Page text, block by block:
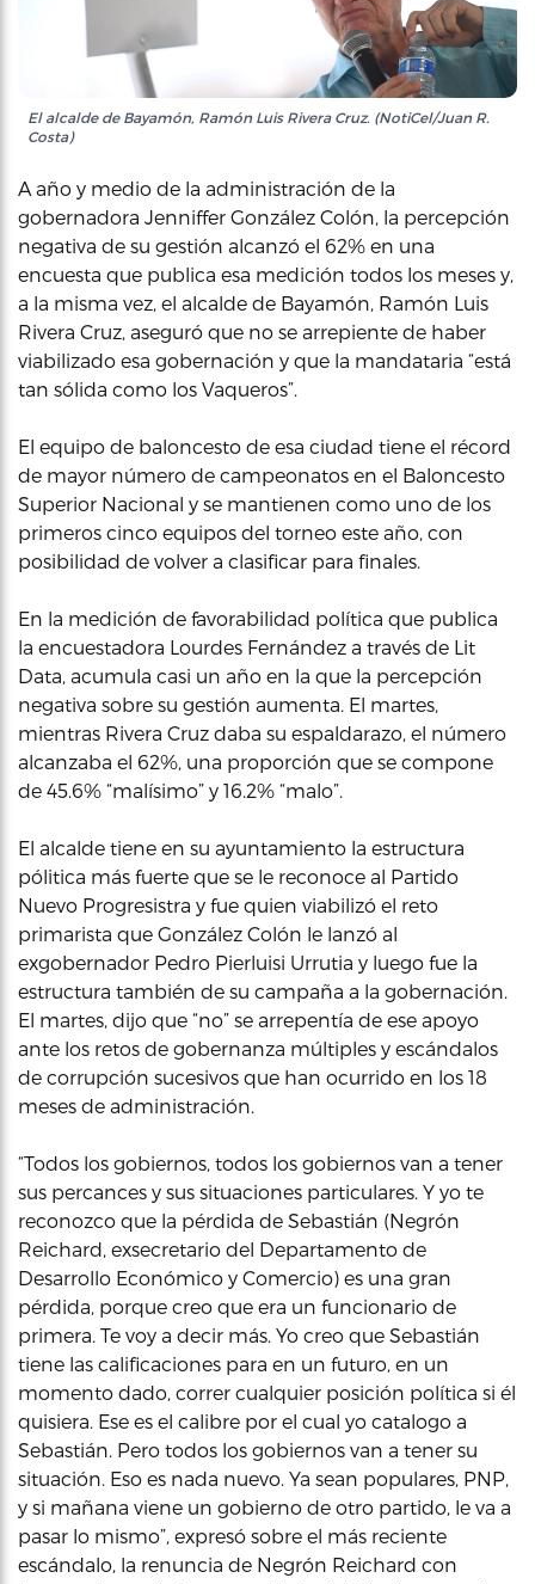
El alcalde de Bayamón, Ramón Luis Rivera Cruz. (NotiCel/Juan R.
Costa)
A año y medio de la administración de la
gobernadora Jenniffer González Colón, la percepción
negativa de su gestión alcanzó el 62% en una
encuesta que publica esa medición todos los meses y,
a la misma vez, el alcalde de Bayamón, Ramón Luis
Rivera Cruz, aseguró que no se arrepiente de haber
viabilizado esa gobernación y que la mandataria “está
tan sólida como los Vaqueros”.
El equipo de baloncesto de esa ciudad tiene el récord
de mayor número de campeonatos en el Baloncesto
Superior Nacional y se mantienen como uno de los
primeros cinco equipos del torneo este año, con
posibilidad de volver a clasificar para finales.
En la medición de favorabilidad política que publica
la encuestadora Lourdes Fernández a través de Lit
Data, acumula casi un año en la que la percepción
negativa sobre su gestión aumenta. El martes,
mientras Rivera Cruz daba su espaldarazo, el número
alcanzaba el 62%, una proporción que se compone
de 45.6% “malísimo” y 16.2% “malo”.
El alcalde tiene en su ayuntamiento la estructura
pólitica más fuerte que se le reconoce al Partido
Nuevo Progresistra y fue quien viabilizó el reto
primarista que González Colón le lanzó al
exgobernador Pedro Pierluisi Urrutia y luego fue la
estructura también de su campaña a la gobernación.
El martes, dijo que “no” se arrepentía de ese apoyo
ante los retos de gobernanza múltiples y escándalos
de corrupción sucesivos que han ocurrido en los 18
meses de administración.
“Todos los gobiernos, todos los gobiernos van a tener
sus percances y sus situaciones particulares. Y yo te
reconozco que la pérdida de Sebastián (Negrón
Reichard, exsecretario del Departamento de
Desarrollo Económico y Comercio) es una gran
pérdida, porque creo que era un funcionario de
primera. Te voy a decir más. Yo creo que Sebastián
tiene las calificaciones para en un futuro, en un
momento dado, correr cualquier posición política si él
quisiera. Ese es el calibre por el cual yo catalogo a
Sebastián. Pero todos los gobiernos van a tener su
situación. Eso es nada nuevo. Ya sean populares, PNP,
y si mañana viene un gobierno de otro partido, le va a
pasar lo mismo”, expresó sobre el más reciente
escándalo, la renuncia de Negrón Reichard con